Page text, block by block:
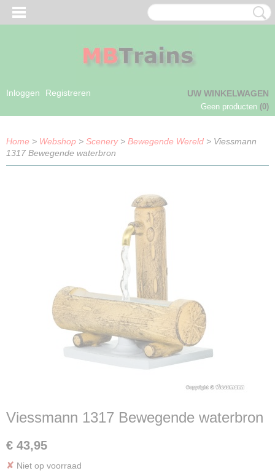
Inloggen Registreren UW WINKELWAGEN
Geen producten (0)
Home > Webshop > Scenery> Bewegende Wereld > Viessmann
1317 Bewegende waterbron
Viessmann 1317 Bewegende waterbron
€ 43,95
✘ Niet op voorraad